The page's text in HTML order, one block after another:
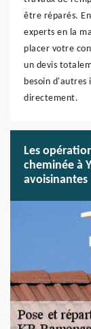
être réparés.
experts en la
placer votre
un devis
besoin d'autres
directement.
Les
cheminée à
avoisinantes